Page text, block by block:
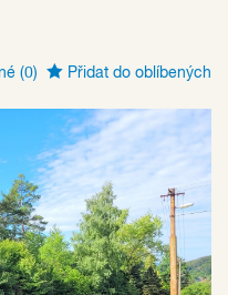
(0) Přidat do oblíbených